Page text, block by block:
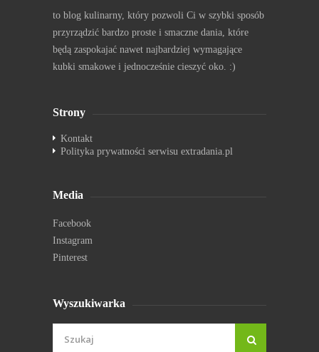
to blog kulinarny, który pozwoli Ci w szybki sposób
przyrządzić bardzo proste i smaczne dania, które
będą zaspokajać nawet najbardziej wymagające
kubki smakowe i jednocześnie cieszyć oko. :)
Strony
Kontakt
Polityka prywatności serwisu extradania.pl
Media
Facebook
Instagram
Pinterest
Wyszukiwarka